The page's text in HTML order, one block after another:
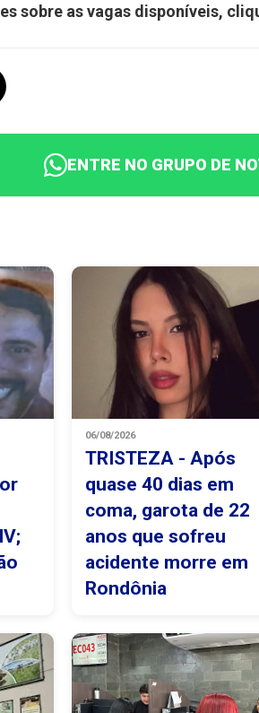
sobre as vagas disponíveis,
ENTRE NO GRUPO DE
06/08/2026
TRISTEZA - Após
quase 40 dias em
coma, garota de 22
anos que sofreu
acidente morre em
Rondônia